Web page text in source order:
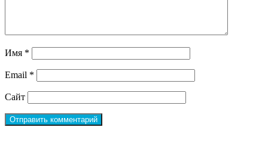
Имя *
Email *
Сайт